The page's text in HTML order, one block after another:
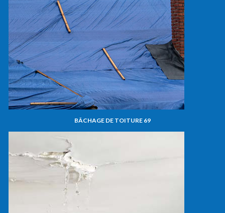
BÂCHAGE DE TOITURE 69